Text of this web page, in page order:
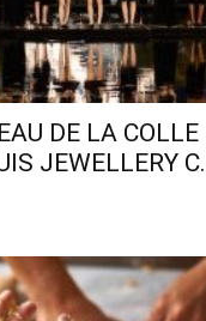
DE LA COLLE
JEWELLERY